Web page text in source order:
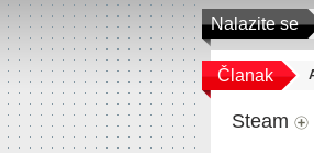
Nalazite se
Članak
Steam